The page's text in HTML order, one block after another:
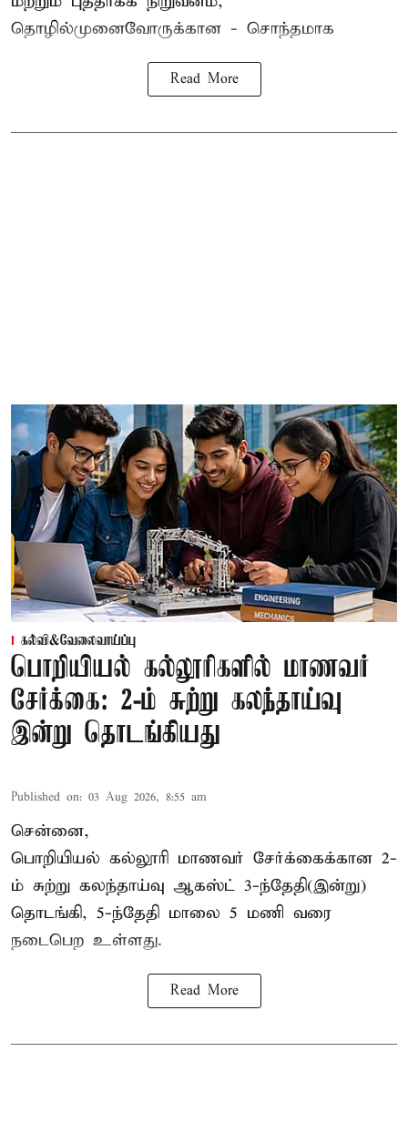
தொழில்முனைவோருக்கான - சொந்தமாக
Read More
கல்வி&வேலைவாய்ப்பு
பொறியியல் கல்லூரிகளில் மாணவர்
சேர்க்கை: 2-ம் சுற்று கலந்தாய்வு
இன்று தொடங்கியது
Published on: 03 Aug 2026, 8:55 am
சென்னை,
பொறியியல் கல்லூரி மாணவர் சேர்க்கைக்கான 2-
ம் சுற்று கலந்தாய்வு ஆகஸ்ட் 3-ந்தேதி(இன்று)
தொடங்கி, 5-ந்தேதி மாலை 5 மணி வரை
நடைபெற உள்ளது.
Read More